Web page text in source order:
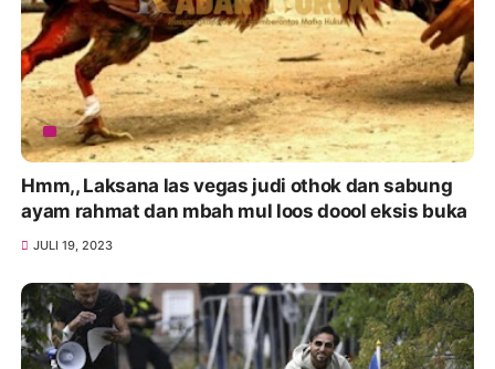
Hmm,, Laksana las vegas judi othok dan sabung
ayam rahmat dan mbah mul loos doool eksis buka
JULI 19, 2023